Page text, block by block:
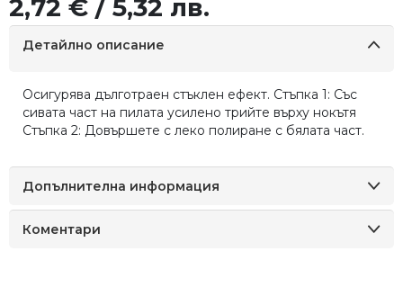
2,72 € / 5,32 лв.
Детайлно описание
Осигурява дълготраен стъклен ефект. Стъпка 1: Със
сивата част на пилата усилено трийте върху нокътя
Стъпка 2: Довършете с леко полиране с бялата част.
Допълнителна информация
Коментари